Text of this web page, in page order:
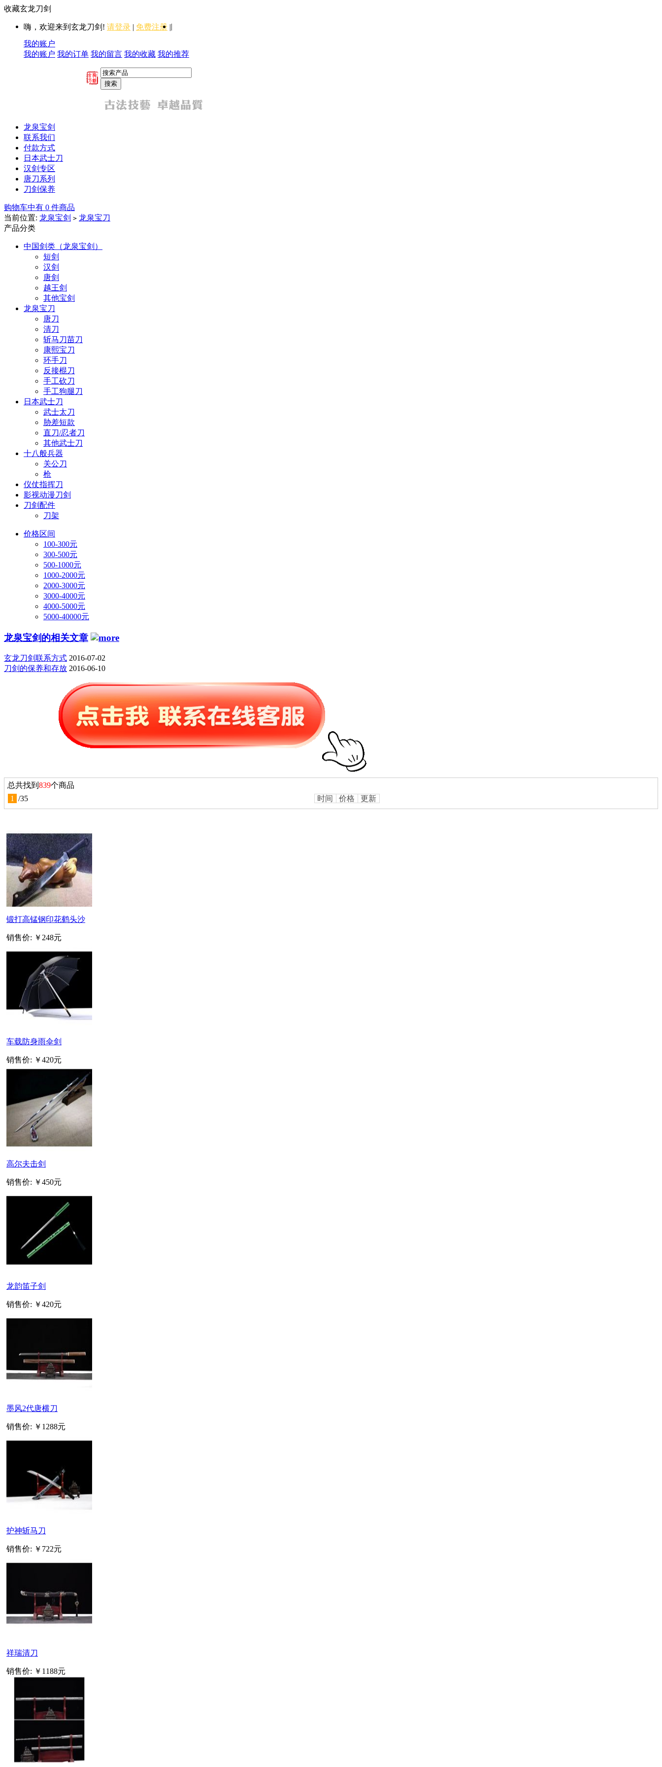
收藏玄龙刀剑
嗨，欢迎来到玄龙刀剑! 请登录 | 免费注册 ||
我的账户
我的账户 我的订单 我的留言 我的收藏 我的推荐
龙泉宝剑
联系我们
付款方式
日本武士刀
汉剑专区
唐刀系列
刀剑保养
购物车中有 0 件商品
当前位置: 龙泉宝剑 > 龙泉宝刀
产品分类
中国剑类（龙泉宝剑）
短剑
汉剑
唐剑
越王剑
其他宝剑
龙泉宝刀
唐刀
清刀
斩马刀苗刀
康熙宝刀
环手刀
反接棍刀
手工砍刀
手工狗腿刀
日本武士刀
武士太刀
胁差短款
直刀/忍者刀
其他武士刀
十八般兵器
关公刀
枪
仪仗指挥刀
影视动漫刀剑
刀剑配件
刀架
价格区间
100-300元
300-500元
500-1000元
1000-2000元
2000-3000元
3000-4000元
4000-5000元
5000-40000元
龙泉宝剑的相关文章
玄龙刀剑联系方式 2016-07-02
刀剑的保养和存放 2016-06-10
总共找到 839个商品
1 /35 时间 价格 更新
锻打高锰钢印花鹤头沙
销售价: ￥248元
车载防身雨伞剑
销售价: ￥420元
高尔夫击剑
销售价: ￥450元
龙韵笛子剑
销售价: ￥420元
墨风2代唐横刀
销售价: ￥1288元
护神斩马刀
销售价: ￥722元
祥瑞清刀
销售价: ￥1188元